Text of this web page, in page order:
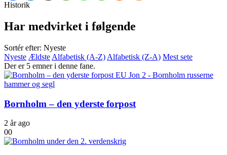
Historik
Har medvirket i følgende
Sortér efter: Nyeste
Nyeste Ældste Alfabetisk (A-Z) Alfabetisk (Z-A) Mest sete
Der er 5 emner i denne fane.
Bornholm – den yderste forpost
2 år ago
00